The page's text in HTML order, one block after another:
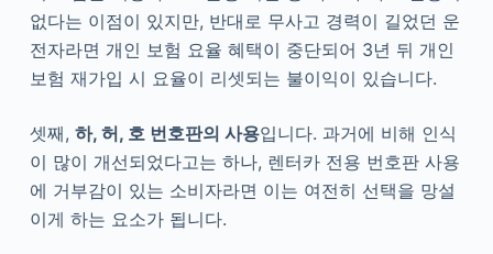
없다는 이점이 있지만, 반대로 무사고 경력이 길었던 운
전자라면 개인 보험 요율 혜택이 중단되어 3년 뒤 개인
보험 재가입 시 요율이 리셋되는 불이익이 있습니다.
셋째, 하, 허, 호 번호판의 사용입니다. 과거에 비해 인식
이 많이 개선되었다고는 하나, 렌터카 전용 번호판 사용
에 거부감이 있는 소비자라면 이는 여전히 선택을 망설
이게 하는 요소가 됩니다.